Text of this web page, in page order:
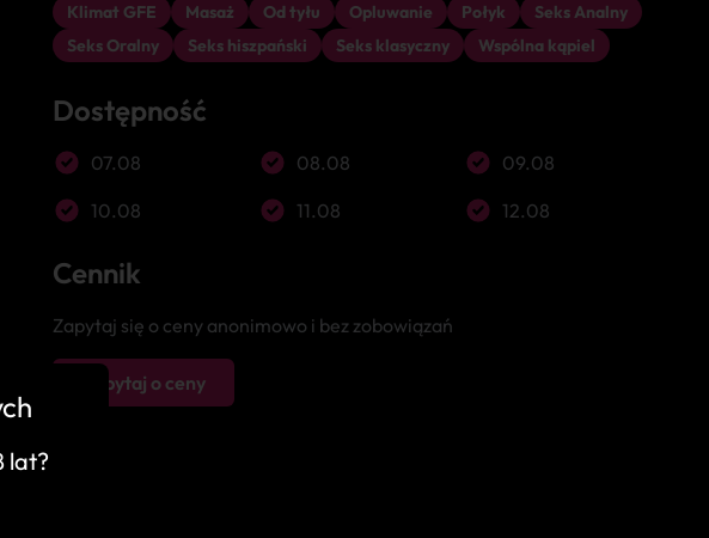
Klimat GFE
Masaż Od tyłu Opluwanie Połyk
Seks Analny
Seks Oralny
Seks hiszpański Seks klasyczny Wspólna kąpiel
Dostępność
07.08 08.08
09.08
10.08
11.08 12.08
Cennik
Zapytaj się o ceny anonimowo i bez zobowiązań
Zapytaj o ceny
lat?